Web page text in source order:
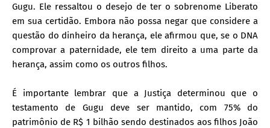
Gugu. Ele ressaltou o desejo de ter o sobrenome Liberato
em sua certidão. Embora não possa negar que considere a
questão do dinheiro da herança, ele afirmou que, se o DNA
comprovar a paternidade, ele tem direito a uma parte da
herança, assim como os outros filhos.
É importante lembrar que a Justiça determinou que o
testamento de Gugu deve ser mantido, com 75% do
patrimônio de R$ 1 bilhão sendo destinados aos filhos João